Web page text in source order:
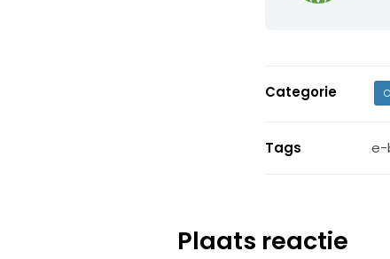
Categorie
Tags e-
Plaats reactie